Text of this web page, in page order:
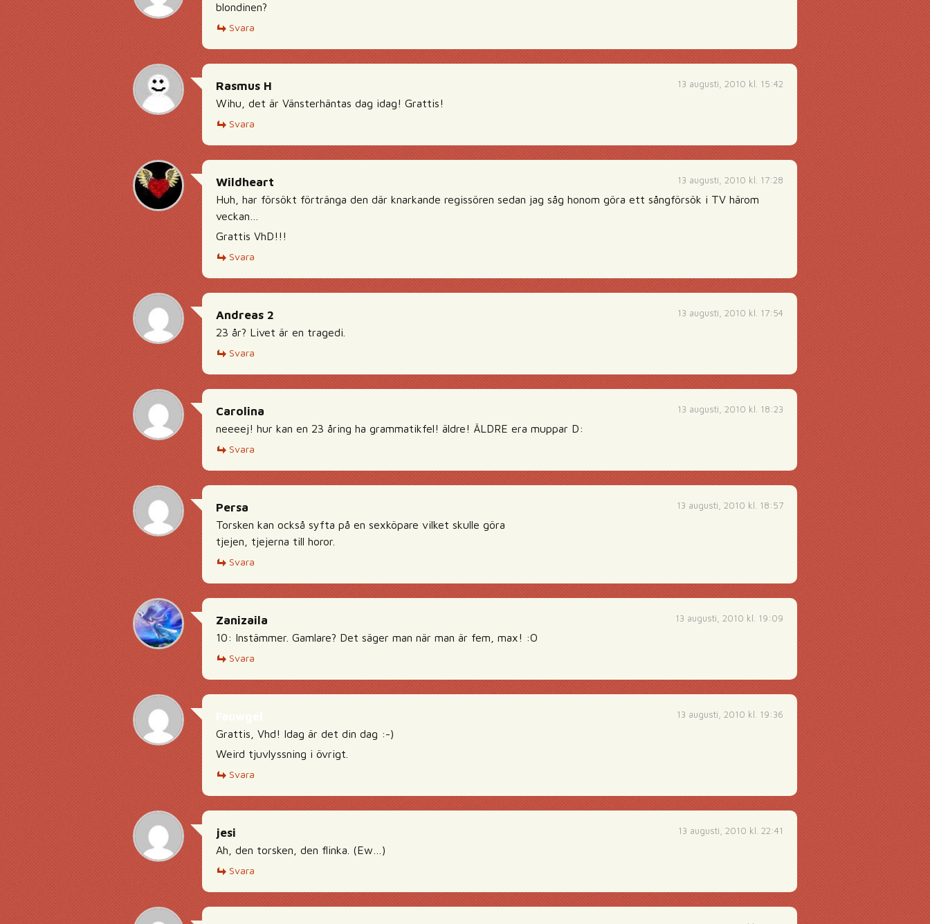
blondinen?
Svara
13 augusti, 2010 kl. 15:42
Rasmus H
Wihu, det är Vänsterhäntas dag idag! Grattis!
Svara
13 augusti, 2010 kl. 17:28
Wildheart
Huh, har försökt förtränga den där knarkande regissören sedan jag såg honom göra ett sångförsök i TV härom
veckan…
Grattis VhD!!!
Svara
13 augusti, 2010 kl. 17:54
Andreas 2
23 år? Livet är en tragedi.
Svara
13 augusti, 2010 kl. 18:23
Carolina
neeeej! hur kan en 23 åring ha grammatikfel! äldre! ÄLDRE era muppar D:
Svara
13 augusti, 2010 kl. 18:57
Persa
Torsken kan också syfta på en sexköpare vilket skulle göra
tjejen, tjejerna till horor.
Svara
13 augusti, 2010 kl. 19:09
Zanizaila
10: Instämmer. Gamlare? Det säger man när man är fem, max! :O
Svara
13 augusti, 2010 kl. 19:36
Grattis, Vhd! Idag är det din dag :-)
Weird tjuvlyssning i övrigt.
Svara
13 augusti, 2010 kl. 22:41
jesi
Ah, den torsken, den flinka. (Ew…)
Svara